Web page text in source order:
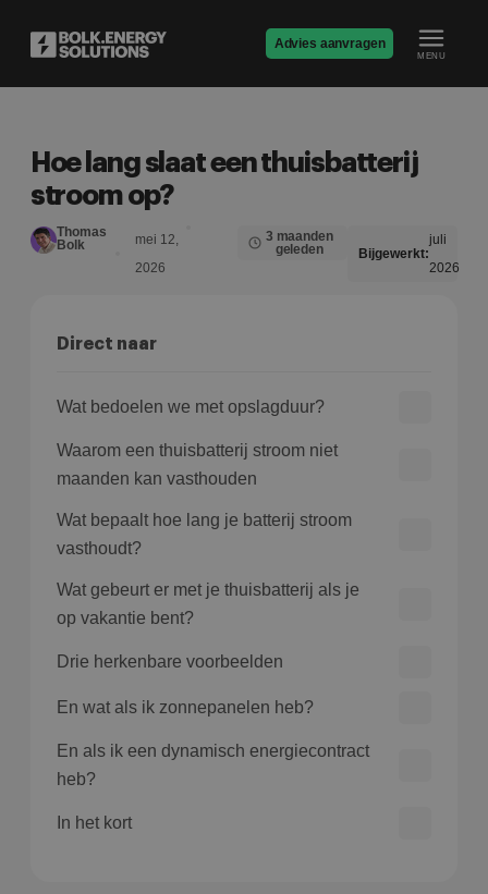
Advies aanvragen
MENU
Hoe lang slaat een thuisbatterij
stroom op?
Thomas
Bolk
mei 12,
2026
3 maanden
geleden
Bijgewerkt:
juli
2026
Direct naar
Wat bedoelen we met opslagduur?
Waarom een thuisbatterij stroom niet
maanden kan vasthouden
Wat bepaalt hoe lang je batterij stroom
vasthoudt?
Wat gebeurt er met je thuisbatterij als je
op vakantie bent?
Drie herkenbare voorbeelden
En wat als ik zonnepanelen heb?
En als ik een dynamisch energiecontract
heb?
In het kort